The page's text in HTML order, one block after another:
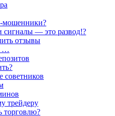
мошенники?
сигналы — это развод!?
отзывы
…
советников
трейдеру
торговлю?